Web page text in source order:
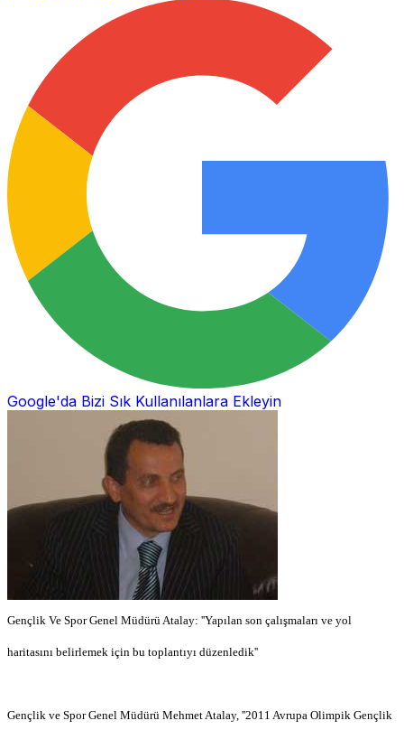
Google'da Bizi Sık Kullanılanlara Ekleyin
Gençlik Ve Spor Genel Müdürü Atalay: ''Yapılan son çalışmaları ve yol
haritasını belirlemek için bu toplantıyı düzenledik''
Gençlik ve Spor Genel Müdürü Mehmet Atalay, ''2011 Avrupa Olimpik Gençlik